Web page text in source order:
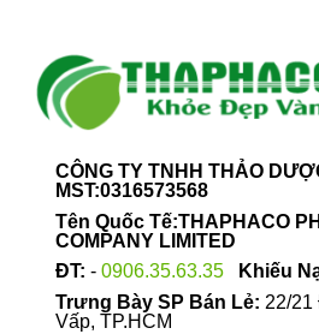
tùy
chọn
có
được
chọn
trên
trang
sản
CÔNG TY TNHH THẢO
MST:0316573568
Tên Quốc Tế:THAPHACO
COMPANY LIMITED
ĐT: - 0906.35.63.35 Khiếu
Trưng Bày SP Bán Lẻ: 22/
Vấp, TP.HCM